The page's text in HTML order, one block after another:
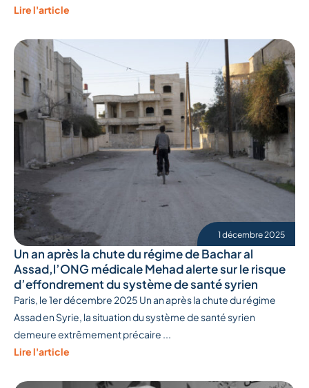
Lire l'article
1 décembre 2025
Un an après la chute du régime de Bachar al
Assad,l’ONG médicale Mehad alerte sur le risque
d’effondrement du système de santé syrien
Paris, le 1er décembre 2025 Un an après la chute du régime
Assad en Syrie, la situation du système de santé syrien
demeure extrêmement précaire ...
Lire l'article